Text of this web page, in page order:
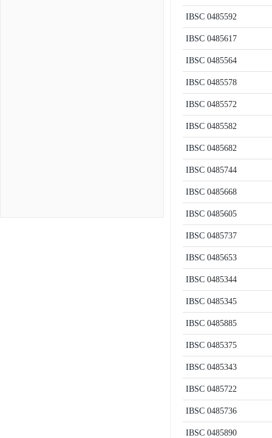
IBSC 0485592
IBSC 0485617
IBSC 0485564
IBSC 0485578
IBSC 0485572
IBSC 0485582
IBSC 0485682
IBSC 0485744
IBSC 0485668
IBSC 0485605
IBSC 0485737
IBSC 0485653
IBSC 0485344
IBSC 0485345
IBSC 0485885
IBSC 0485375
IBSC 0485343
IBSC 0485722
IBSC 0485736
IBSC 0485890